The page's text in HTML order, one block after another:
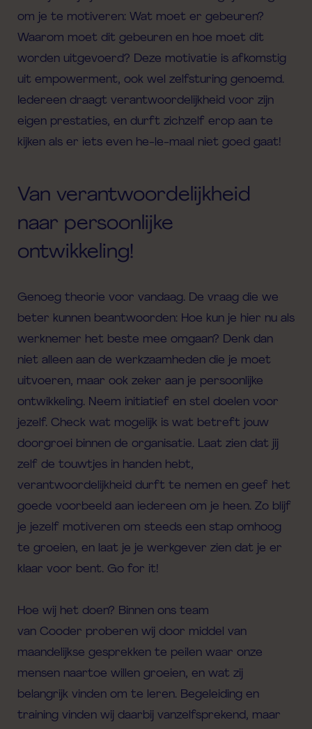
om je te motiveren: Wat moet er gebeuren?
Waarom moet dit gebeuren en hoe moet dit
worden uitgevoerd? Deze motivatie is afkomstig
uit empowerment, ook wel zelfsturing genoemd.
Iedereen draagt verantwoordelijkheid voor zijn
eigen prestaties, en durft zichzelf erop aan te
kijken als er iets even he- le-maal niet goed gaat!
Van verantwoordelijkheid
naar persoonlijke
ontwikkeling!
Genoeg theorie voor vandaag. De vraag die we
beter kunnen beantwoorden: Hoe kun je hier nu als
werknemer het beste mee omgaan? Denk dan
niet alleen aan de werkzaamheden die je moet
uitvoeren, maar ook zeker aan je persoonlijke
ontwikkeling. Neem initiatief en stel doelen voor
jezelf. Check wat mogelijk is wat betreft jouw
doorgroei binnen de organisatie. Laat zien dat jij
zelf de touwtjes in handen hebt,
verantwoordelijkheid durft te nemen en geef het
goede voorbeeld aan iedereen om je heen. Zo blijf
je jezelf motiveren om steeds een stap omhoog
te groeien, en laat je je werkgever zien dat je er
klaar voor bent. Go for it!
Hoe wij het doen? Binnen ons team
van Cooder proberen wij door middel van
maandelijkse gesprekken te peilen waar onze
mensen naartoe willen groeien, en wat zij
belangrijk vinden om te leren. Begeleiding en
training vinden wij daarbij vanzelfsprekend, maar